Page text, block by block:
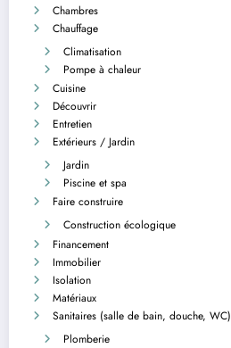
Chambres
Chauffage
Climatisation
Pompe à chaleur
Cuisine
Découvrir
Entretien
Extérieurs / Jardin
Jardin
Piscine et spa
Faire construire
Construction écologique
Financement
Immobilier
Isolation
Matériaux
Sanitaires (salle de bain, douche, WC)
Plomberie